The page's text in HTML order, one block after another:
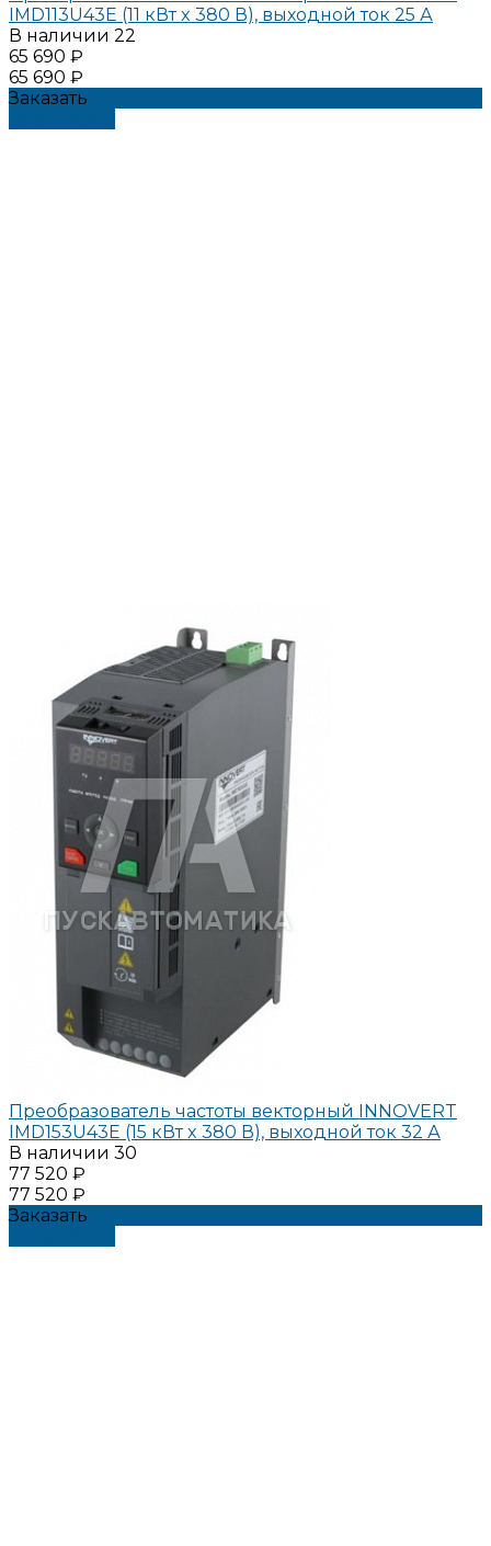
IMD113U43E (11 кВт x 380 В), выходной ток 25 А
В наличии 22
65 690 ₽
65 690 ₽
Заказать
Преобразователь частоты векторный INNOVERT
IMD153U43E (15 кВт x 380 В), выходной ток 32 А
В наличии 30
77 520 ₽
77 520 ₽
Заказать